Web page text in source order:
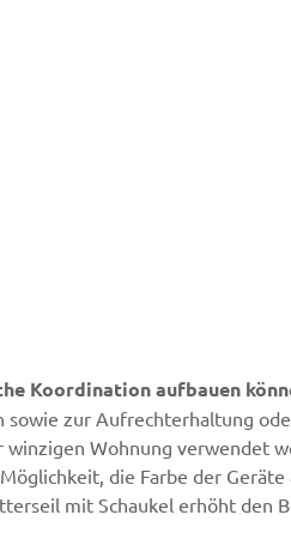
Koordination aufbauen
zur Aufrechterhaltung
Wohnung verwendet
die Farbe der
mit Schaukel erhöht den